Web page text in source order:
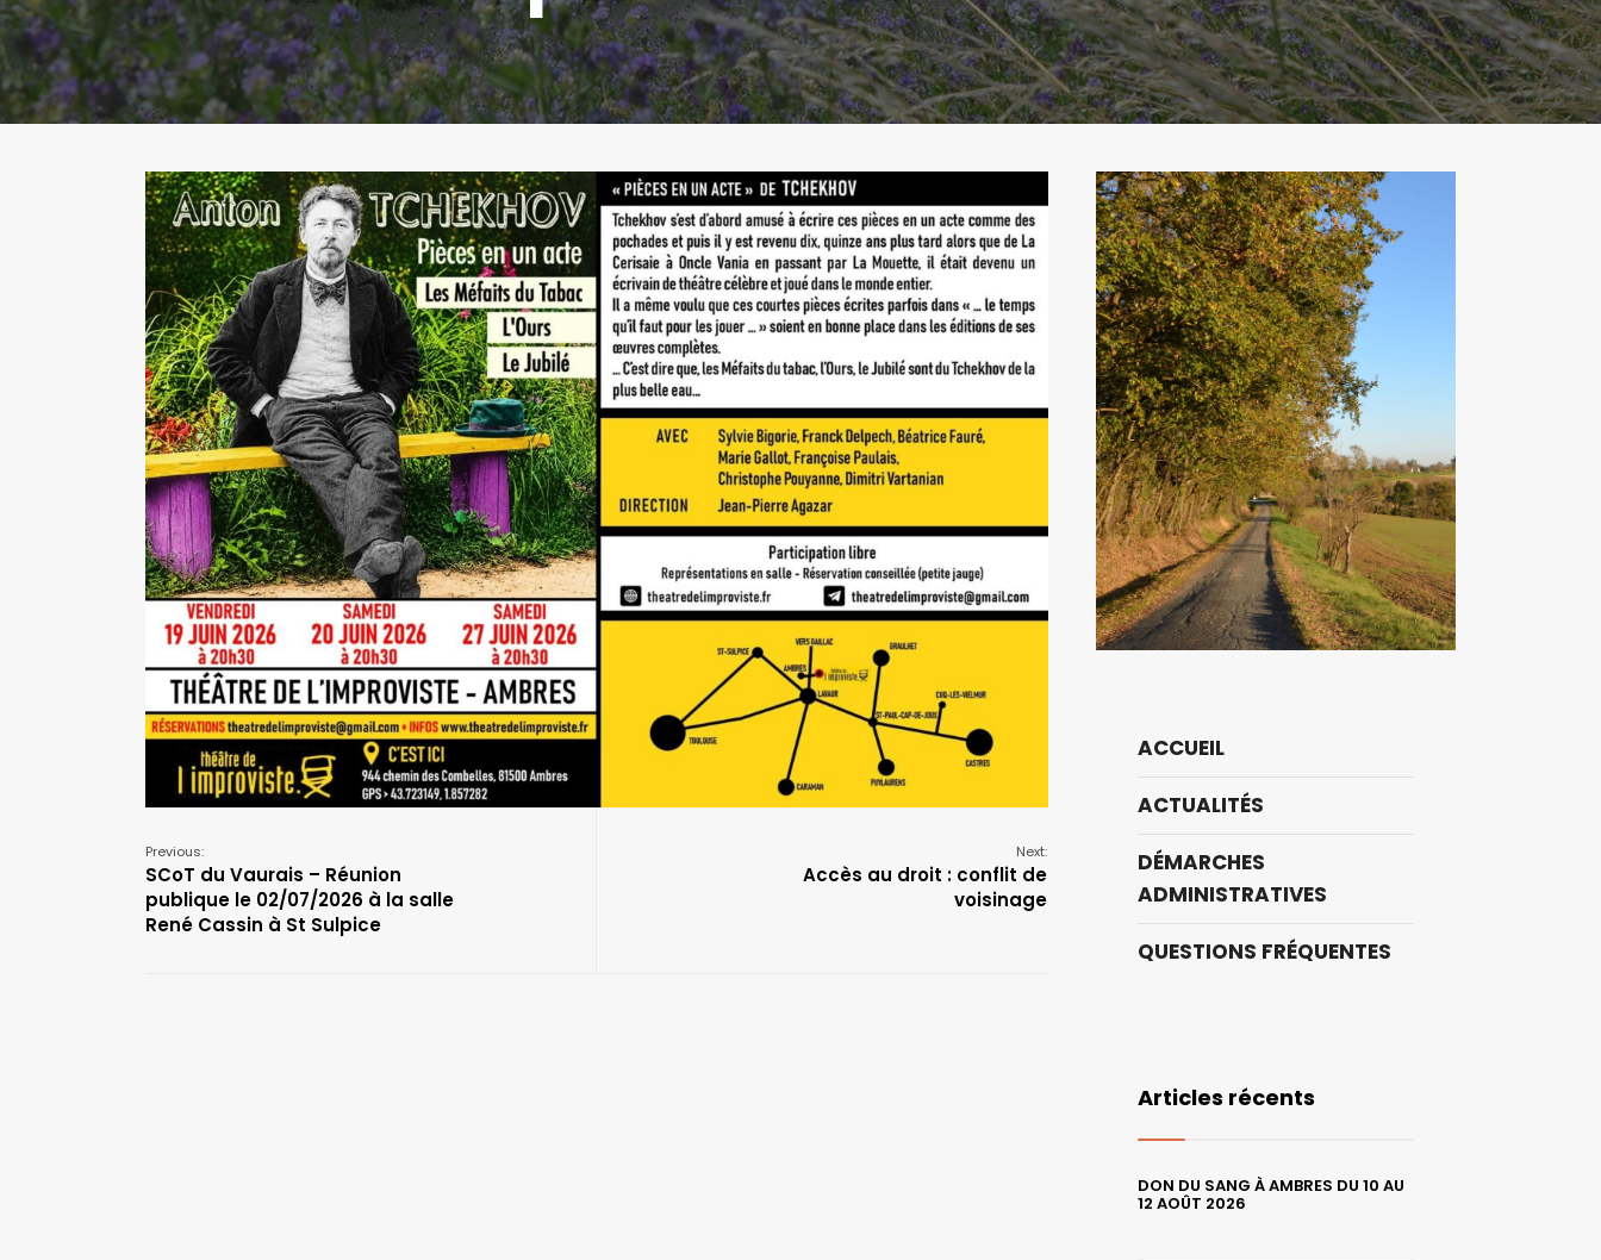
Previous:
SCoT du Vaurais – Réunion
publique le 02/07/2026 à la salle
René Cassin à St Sulpice
Next:
Accès au droit : conflit de
voisinage
ACCUEIL
ACTUALITÉS
DÉMARCHES
ADMINISTRATIVES
QUESTIONS FRÉQUENTES
Articles récents
DON DU SANG À AMBRES DU 10 AU
12 AOÛT 2026